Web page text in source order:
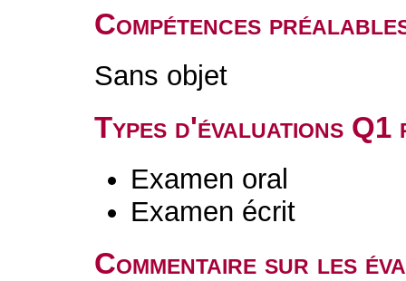
Compétences
Sans objet
Types d'évaluations
Examen oral
Examen écrit
Commentaire sur les